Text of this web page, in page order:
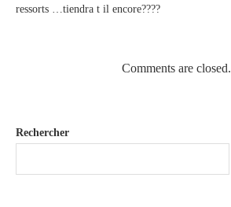
ressorts …tiendra t il encore????
Comments are closed.
Rechercher